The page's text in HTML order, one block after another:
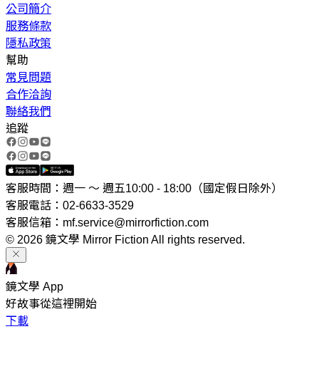
公司簡介
服務條款
隱私政策
幫助
常見問題
合作洽詢
聯絡我們
追蹤
客服時間：週一 ～ 週五10:00 - 18:00（國定假日除外）
客服電話：02-6633-3529
客服信箱：mf.service@mirrorfiction.com
© 2026 鏡文學 Mirror Fiction All rights reserved.
鏡文學 App
好故事從這裡開始
下載